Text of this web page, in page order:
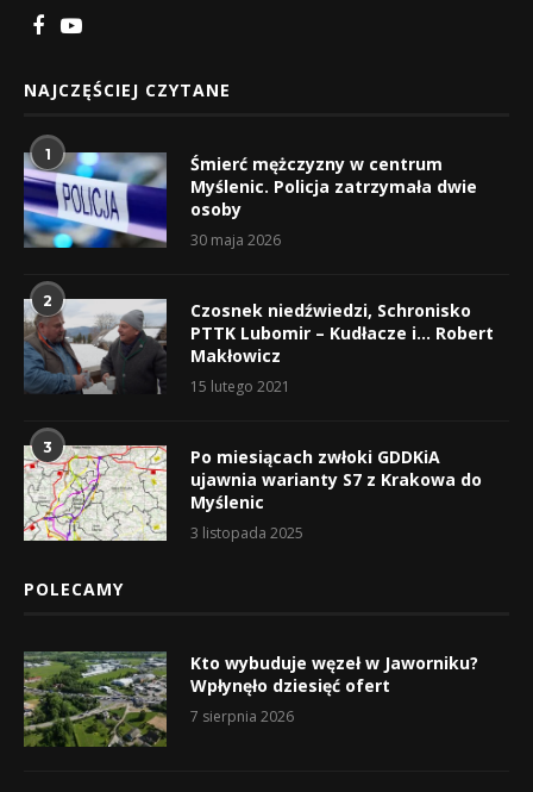
NAJCZĘŚCIEJ CZYTANE
1
Śmierć mężczyzny w centrum
Myślenic. Policja zatrzymała dwie
osoby
30 maja 2026
2
Czosnek niedźwiedzi, Schronisko
PTTK Lubomir – Kudłacze i… Robert
Makłowicz
15 lutego 2021
3
Po miesiącach zwłoki GDDKiA
ujawnia warianty S7 z Krakowa do
Myślenic
3 listopada 2025
POLECAMY
Kto wybuduje węzeł w Jaworniku?
Wpłynęło dziesięć ofert
7 sierpnia 2026